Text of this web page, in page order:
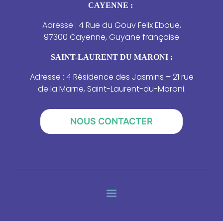
CAYENNE :
Adresse : 4 Rue du Gouv Felix Eboue,
97300 Cayenne, Guyane française
SAINT-LAURENT DU MARONI :
Adresse : 4 Résidence des Jasmins – 21 rue
de la Marne, Saint-Laurent-du-Maroni.
NOUS CONTACTER